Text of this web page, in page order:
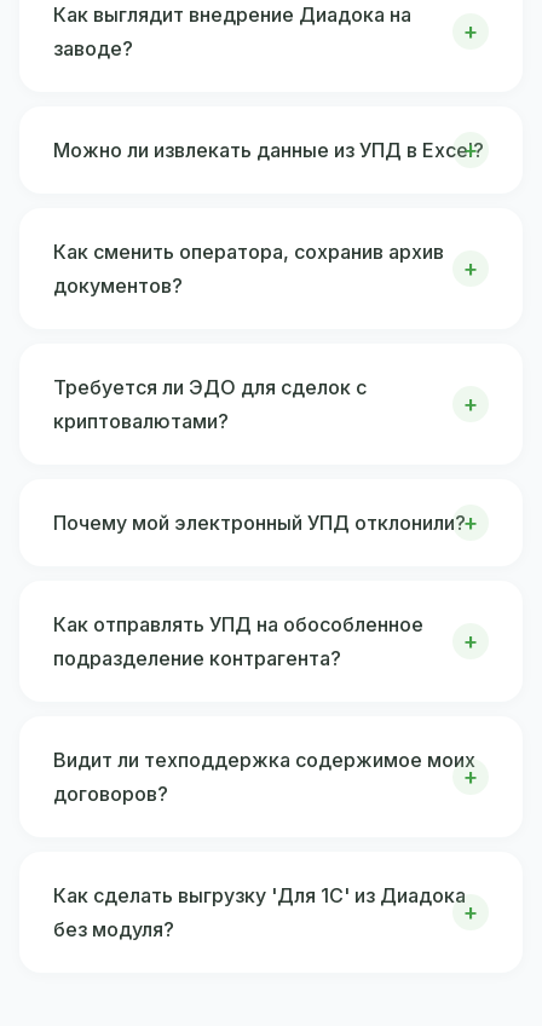
Как выглядит внедрение Диадока на
заводе?
Можно ли извлекать данные из УПД в Excel?
Как сменить оператора, сохранив архив
документов?
Требуется ли ЭДО для сделок с
криптовалютами?
Почему мой электронный УПД отклонили?
Как отправлять УПД на обособленное
подразделение контрагента?
Видит ли техподдержка содержимое моих
договоров?
Как сделать выгрузку 'Для 1С' из Диадока
без модуля?